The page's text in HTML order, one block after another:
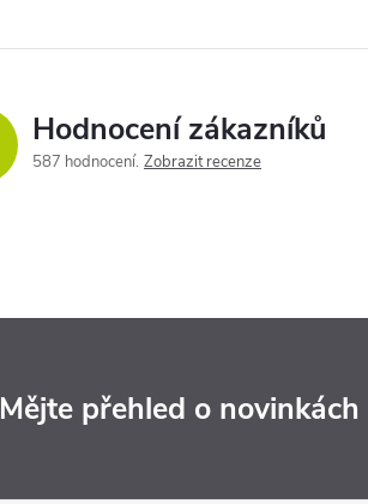
Hodnocení zákazníků
587 hodnocení Zobrazit recenze
Mějte přehled o novinkách